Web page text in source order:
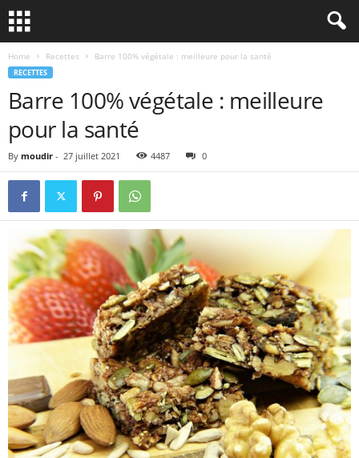
Home Recettes Barre 100% végétale : meilleure pour la santé
RECETTES
Barre 100% végétale : meilleure
pour la santé
By moudir - 27 juillet 2021 4487 0